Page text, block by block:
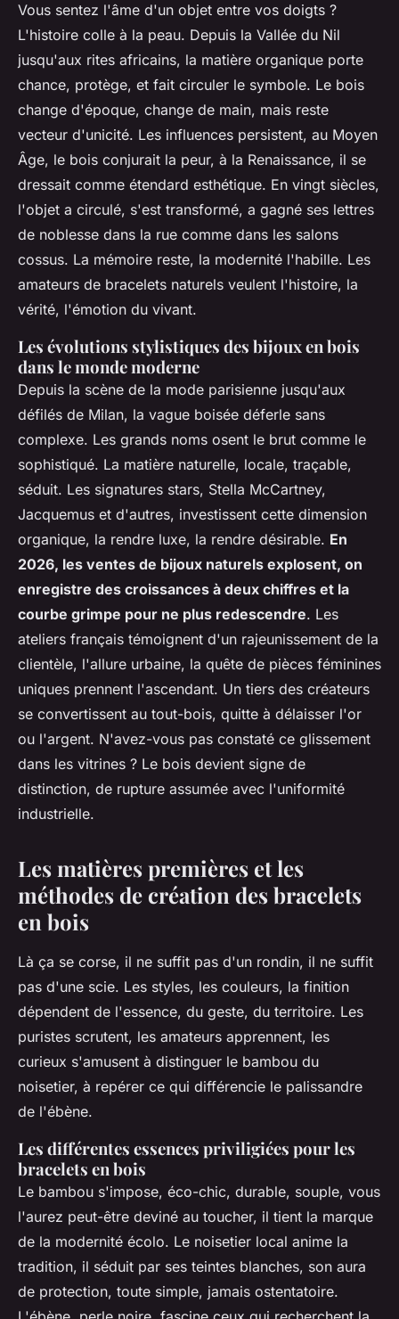
Vous sentez l'âme d'un objet entre vos doigts ?
L'histoire colle à la peau. Depuis la Vallée du Nil
jusqu'aux rites africains, la matière organique porte
chance, protège, et fait circuler le symbole. Le bois
change d'époque, change de main, mais reste
vecteur d'unicité. Les influences persistent, au Moyen
Âge, le bois conjurait la peur, à la Renaissance, il se
dressait comme étendard esthétique. En vingt siècles,
l'objet a circulé, s'est transformé, a gagné ses lettres
de noblesse dans la rue comme dans les salons
cossus. La mémoire reste, la modernité l'habille. Les
amateurs de bracelets naturels veulent l'histoire, la
vérité, l'émotion du vivant.
Les évolutions stylistiques des bijoux en bois
dans le monde moderne
Depuis la scène de la mode parisienne jusqu'aux
défilés de Milan, la vague boisée déferle sans
complexe. Les grands noms osent le brut comme le
sophistiqué. La matière naturelle, locale, traçable,
séduit. Les signatures stars, Stella McCartney,
Jacquemus et d'autres, investissent cette dimension
organique, la rendre luxe, la rendre désirable. En
2026, les ventes de bijoux naturels explosent, on
enregistre des croissances à deux chiffres et la
courbe grimpe pour ne plus redescendre. Les
ateliers français témoignent d'un rajeunissement de la
clientèle, l'allure urbaine, la quête de pièces féminines
uniques prennent l'ascendant. Un tiers des créateurs
se convertissent au tout-bois, quitte à délaisser l'or
ou l'argent. N'avez-vous pas constaté ce glissement
dans les vitrines ? Le bois devient signe de
distinction, de rupture assumée avec l'uniformité
industrielle.
Les matières premières et les
méthodes de création des bracelets
en bois
Là ça se corse, il ne suffit pas d'un rondin, il ne suffit
pas d'une scie. Les styles, les couleurs, la finition
dépendent de l'essence, du geste, du territoire. Les
puristes scrutent, les amateurs apprennent, les
curieux s'amusent à distinguer le bambou du
noisetier, à repérer ce qui différencie le palissandre
de l'ébène.
Les différentes essences priviligiées pour les
bracelets en bois
Le bambou s'impose, éco-chic, durable, souple, vous
l'aurez peut-être deviné au toucher, il tient la marque
de la modernité écolo. Le noisetier local anime la
tradition, il séduit par ses teintes blanches, son aura
de protection, toute simple, jamais ostentatoire.